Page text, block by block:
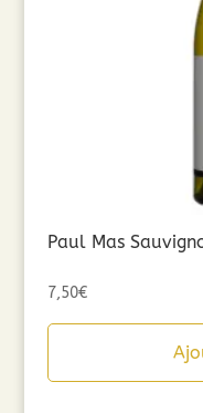
Paul Mas
7,50€